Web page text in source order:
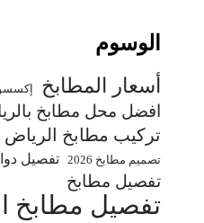
الوسوم
أسعار المطابخ
افضل محل مطابخ
تركيب مطابخ الرياض
تصميم مطابخ 2026 تفصيل
تفصيل مطابخ
تفصيل مطابخ